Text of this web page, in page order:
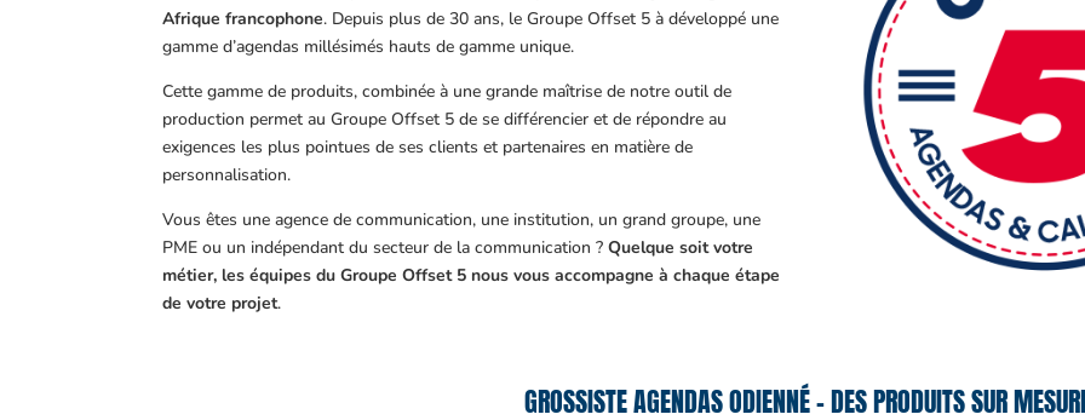
Afrique francophone. Depuis plus de 30 ans, le Groupe Offset 5 à développé une
gamme d’agendas millésimés hauts de gamme unique.
Cette gamme de produits, combinée à une grande maîtrise de notre outil de
production permet au Groupe Offset 5 de se différencier et de répondre au
exigences les plus pointues de ses clients et partenaires en matière de
personnalisation.
Vous êtes une agence de communication, une institution, un grand groupe, une
PME ou un indépendant du secteur de la communication ?Quelque soit votre
métier, les équipes du Groupe Offset 5 nous vous accompagne à chaque étape
de votre projet.
GROSSISTE AGENDAS ODIENNÉ – DES PRODUITS SUR